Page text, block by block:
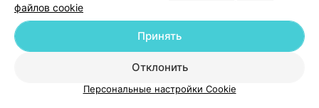
© 2026 ООО «Артокс Лаб», УНП 191700409| 220012, Республика Беларусь,
г. Минск, улица Толбухина, 2, пом. 16 | help@103.by
файлов cookie
Отклонить
Принять
Персональные настройки Cookie